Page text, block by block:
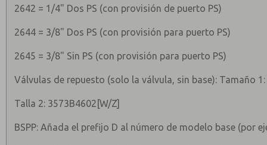
2642 = 1/4" Dos PS (con provisión de puerto PS)
2644 = 3/8" Dos PS (con provisión para puerto PS)
2645 = 3/8" Sin PS (con provisión para puerto PS)
Válvulas de repuesto (solo la válvula, sin base): Tamaño
Talla 2: 3573B4602[W/Z]
BSPP: Añada el prefijo D al número de modelo base (por